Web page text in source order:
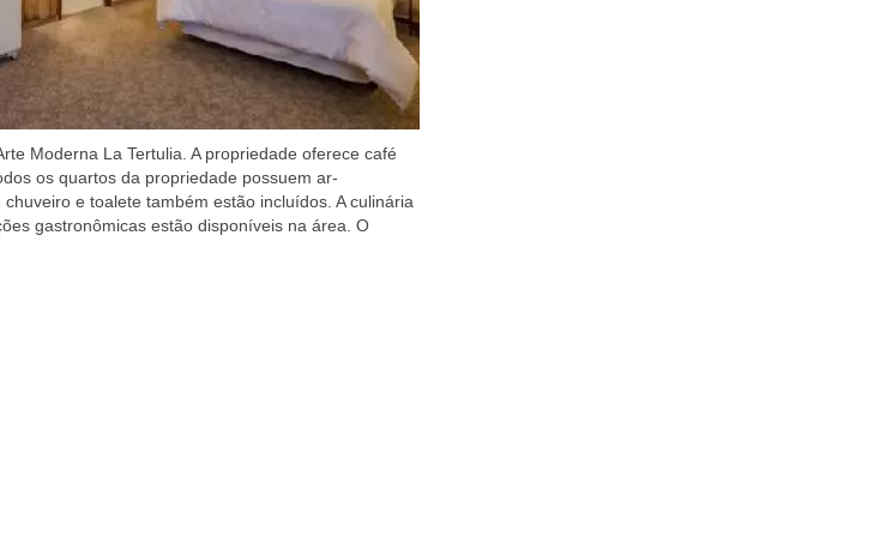
Moderna La Tertulia. A propriedade oferece café
os quartos da propriedade possuem ar-
e toalete também estão incluídos. A culinária
gastronômicas estão disponíveis na área. O